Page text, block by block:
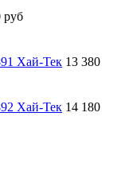
руб
Хай-Тек 13 380
Хай-Тек 14 180